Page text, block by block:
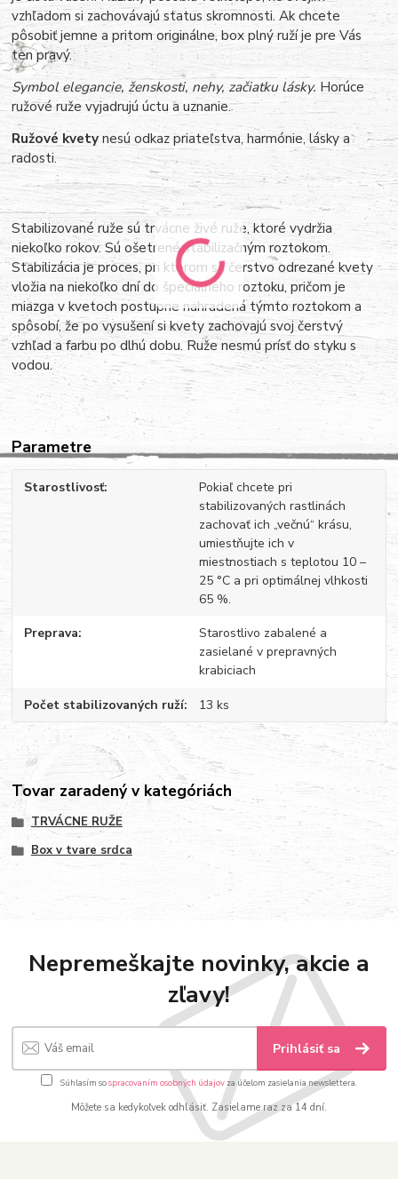
vzhľadom si zachovávajú status skromnosti. Ak chcete
pôsobiť jemne a pritom originálne, box plný ruží je pre Vás
ten pravý.
Symbol elegancie, ženskosti, nehy, začiatku lásky. Horúce
ružové ruže vyjadrujú úctu a uznanie.
Ružové kvetynesú odkaz priateľstva, harmónie, lásky a
radosti.
Stabilizované ruže sú trvácne živé ruže, ktoré vydržia
niekoľko rokov. Sú ošetrené stabilizačným roztokom.
Stabilizácia je proces, pri ktorom sa čerstvo odrezané kvety
vložia na niekoľko dní do špeciálneho roztoku, pričom je
miazga v kvetoch postupne nahradená týmto roztokom a
spôsobí, že po vysušení si kvety zachovajú svoj čerstvý
vzhľad a farbu po dlhú dobu. Ruže nesmú prísť do styku s
vodou.
Parametre
Starostlivosť
Pokiaľ chcete pri
stabilizovaných rastlinách
zachovať ich „večnú“ krásu,
umiestňujte ich v
miestnostiach s teplotou 10 –
25 °C a pri optimálnej vlhkosti
65 %.
Preprava
Starostlivo zabalené a
zasielané v prepravných
krabiciach
Počet stabilizovaných ruží 13 ks
Tovar zaradený v kategóriách
TRVÁCNE RUŽE
Box v tvare srdca
Nepremeškajte novinky, akcie a
zľavy!
Prihlásiť sa
Súhlasím sospracovaním osobných údajov za účelom zasielania newslettera.
Môžete sa kedykoľvek odhlásiť. Zasielame raz za 14 dní.